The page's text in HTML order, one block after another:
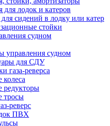
для лодок и катеров
сидений в лодку или катер
стойки
судном
управления судном
для СДУ
газа-реверса
колеса
редукторы
тросы
реверс
ПВХ